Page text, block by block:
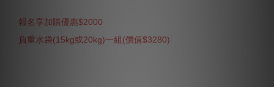
報名享加購優惠$2000
負重水袋(15kg或20kg)一組(價值$3280)